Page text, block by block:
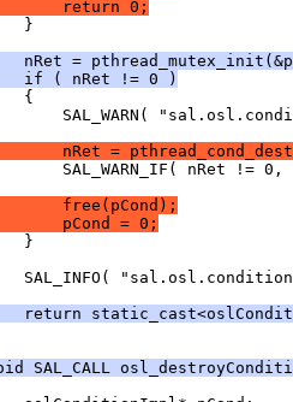
return 0;
nRet =
if ( nRet != 0 )
nRet =
free(pCond);
pCond = 0;
return
SAL_CALL